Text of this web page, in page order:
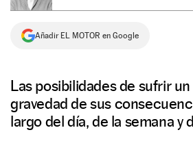
Añadir EL MOTOR en Google
Las posibilidades de sufrir
gravedad de sus
largo del día, de la semana y